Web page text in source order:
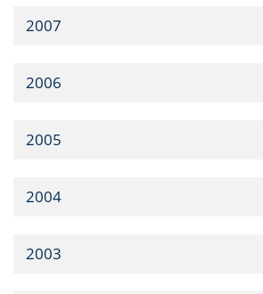
2007
2006
2005
2004
2003